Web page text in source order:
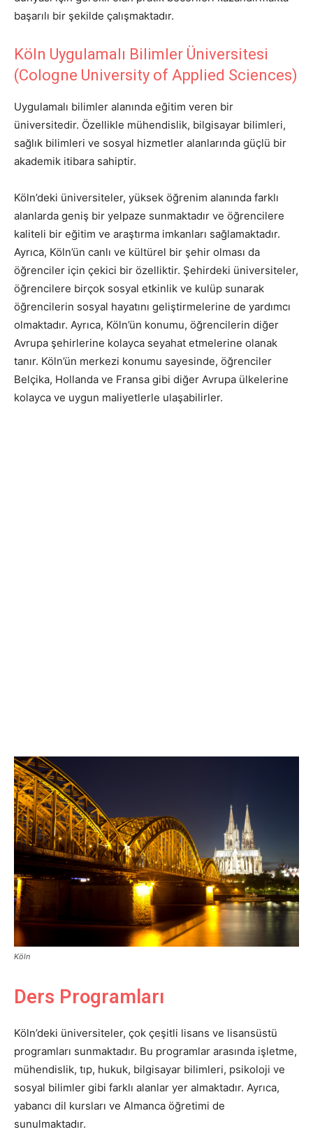
başarılı bir şekilde çalışmaktadır.
Köln Uygulamalı Bilimler Üniversitesi
(Cologne University of Applied Sciences)
Uygulamalı bilimler alanında eğitim veren bir
üniversitedir. Özellikle mühendislik, bilgisayar bilimleri,
sağlık bilimleri ve sosyal hizmetler alanlarında güçlü bir
akademik itibara sahiptir.
Köln’deki üniversiteler, yüksek öğrenim alanında farklı
alanlarda geniş bir yelpaze sunmaktadır ve öğrencilere
kaliteli bir eğitim ve araştırma imkanları sağlamaktadır.
Ayrıca, Köln’ün canlı ve kültürel bir şehir olması da
öğrenciler için çekici bir özelliktir. Şehirdeki üniversiteler,
öğrencilere birçok sosyal etkinlik ve kulüp sunarak
öğrencilerin sosyal hayatını geliştirmelerine de yardımcı
olmaktadır. Ayrıca, Köln’ün konumu, öğrencilerin diğer
Avrupa şehirlerine kolayca seyahat etmelerine olanak
tanır. Köln’ün merkezi konumu sayesinde, öğrenciler
Belçika, Hollanda ve Fransa gibi diğer Avrupa ülkelerine
kolayca ve uygun maliyetlerle ulaşabilirler.
Köln
Ders Programları
Köln’deki üniversiteler, çok çeşitli lisans ve lisansüstü
programları sunmaktadır. Bu programlar arasında işletme,
mühendislik, tıp, hukuk, bilgisayar bilimleri, psikoloji ve
sosyal bilimler gibi farklı alanlar yer almaktadır. Ayrıca,
yabancı dil kursları ve Almanca öğretimi de
sunulmaktadır.